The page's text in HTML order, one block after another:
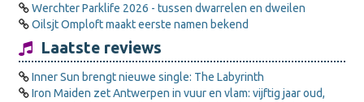
Werchter Parklife 2026 - tussen dwarrelen en dweilen
Oilsjt Omploft maakt eerste namen bekend
Laatste reviews
Inner Sun brengt nieuwe single: The Labyrinth
Iron Maiden zet Antwerpen in vuur en vlam: vijftig jaar oud,